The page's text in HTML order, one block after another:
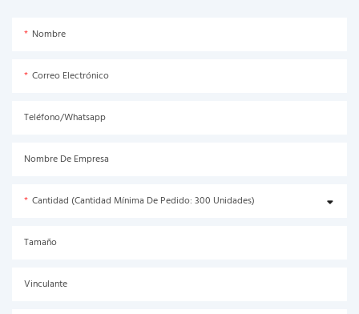
Nombre
Correo Electrónico
Teléfono/Whatsapp
Nombre De Empresa
Cantidad (Cantidad Mínima De Pedido: 300 Unidades)
Tamaño
Vinculante